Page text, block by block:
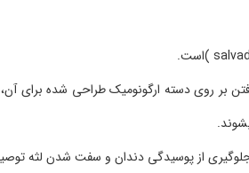
بر روی دسته ارگونومیک طراحی شده برای
از پوسیدگی دندان و سفت شدن لثه